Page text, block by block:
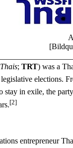
; TRT) was a
elections.
in exile, the
[2]
entrepreneur